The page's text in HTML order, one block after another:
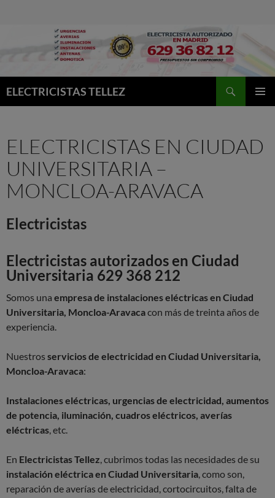
ELECTRICISTAS TELLEZ
ELECTRICISTAS EN CIUDAD
UNIVERSITARIA –
MONCLOA-ARAVACA
Electricistas
Electricistas autorizados en Ciudad
Universitaria 629 368 212
Somos una empresa de instalaciones eléctricas en Ciudad
Universitaria, Moncloa-Aravacacon más de treinta años de
experiencia.
Nuestros servicios de electricidad en Ciudad Universitaria,
Moncloa-Aravaca:
Instalaciones eléctricas, urgencias de electricidad, aumentos
de potencia, iluminación, cuadros eléctricos, averías
eléctricas, etc.
En Electricistas Tellez, cubrimos todas las necesidades de su
instalación eléctrica en Ciudad Universitaria, como son,
reparación de averías de electricidad, cortocircuitos, falta de